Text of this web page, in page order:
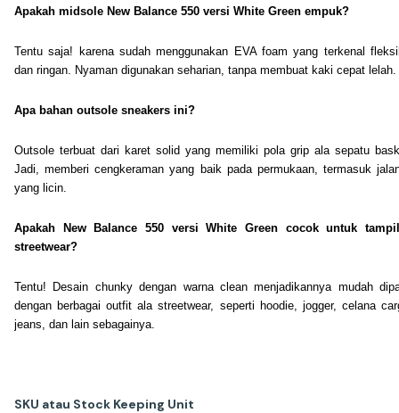
Apakah midsole New Balance 550 versi White Green empuk?
Tentu saja! karena sudah menggunakan EVA foam yang terkenal
dan ringan. Nyaman digunakan seharian, tanpa membuat kaki cepat lelah.
Apa bahan outsole sneakers ini?
Outsole terbuat dari karet solid yang memiliki pola grip ala sepatu
Jadi, memberi cengkeraman yang baik pada permukaan, termasuk
yang licin.
Apakah New Balance 550 versi White Green cocok untuk
streetwear?
Tentu! Desain chunky dengan warna clean menjadikannya mudah
dengan berbagai outfit ala streetwear, seperti hoodie, jogger, celana
jeans, dan lain sebagainya.
SKU atau Stock Keeping Unit